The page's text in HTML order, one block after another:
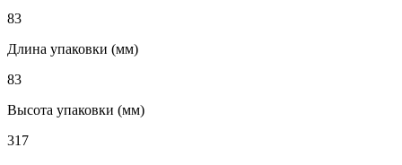
83
Длина упаковки (мм)
83
Высота упаковки (мм)
317